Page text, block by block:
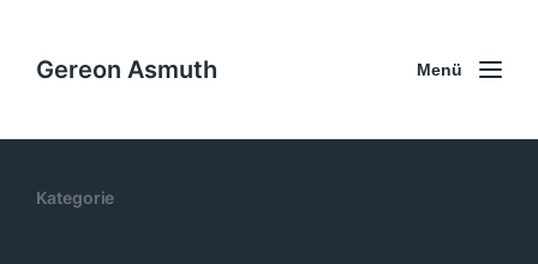
Gereon Asmuth Menü
Kategorie